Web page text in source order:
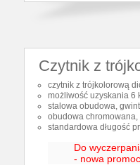
Czytnik z
czytnik z trójkolorową
możliwość uzyskania 6
stalowa obudowa,
obudowa
standardowa długość
Do
- nowa